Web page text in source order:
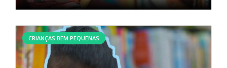
CRIANÇAS BEM PEQUENAS